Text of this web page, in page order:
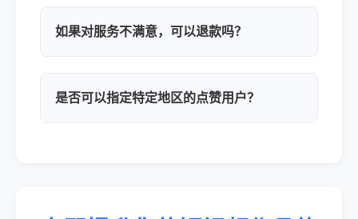
如果对服务不满意，可以退款吗？
是否可以指定特定地区的点赞用户？